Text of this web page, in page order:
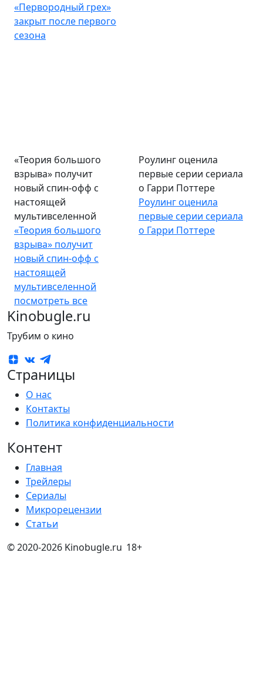
«Первородный грех»
закрыт после первого
сезона
«Теория большого
взрыва» получит
новый спин-офф с
настоящей
мультивселенной
«Теория большого
взрыва» получит
новый спин-офф с
настоящей
мультивселенной
Роулинг оценила
первые серии сериала
о Гарри Поттере
Роулинг оценила
первые серии сериала
о Гарри Поттере
посмотреть все
Kinobugle.ru
Трубим о кино
Страницы
О нас
Контакты
Политика конфиденциальности
Контент
Главная
Трейлеры
Сериалы
Микрорецензии
Статьи
© 2020-2026 Kinobugle.ru 18+